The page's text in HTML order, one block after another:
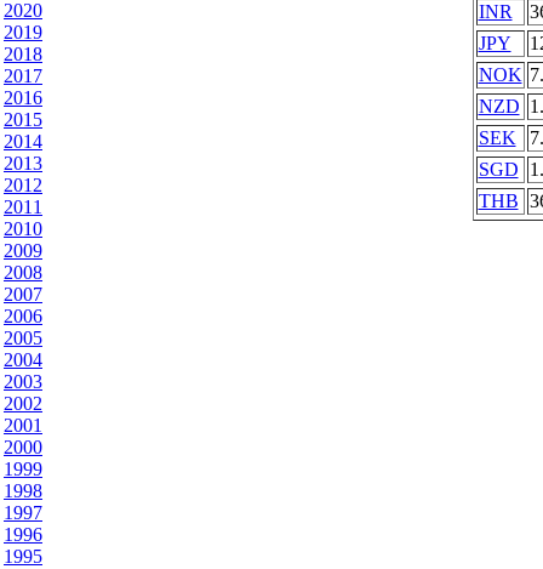
2020
2019
2018
2017
2016
2015
2014
2013
2012
2011
2010
2009
2008
2007
2006
2005
2004
2003
2002
2001
2000
1999
1998
1997
1996
1995
INR
JPY
NOK
NZD
SEK
SGD
THB